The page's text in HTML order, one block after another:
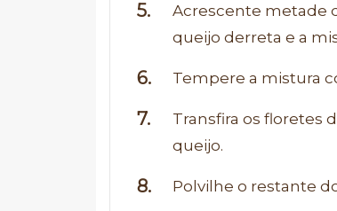
Acrescente metade
queijo derreta e a
Tempere a mistura
Transfira os floretes
queijo.
Polvilhe o restante